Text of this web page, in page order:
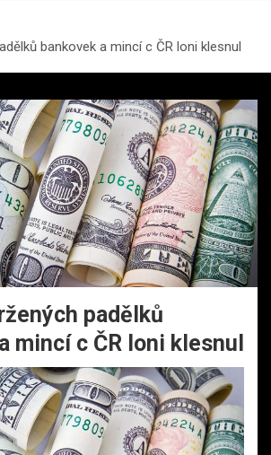
bankovek a mincí c ČR loni klesnul
padělků
mincí c ČR loni klesnul